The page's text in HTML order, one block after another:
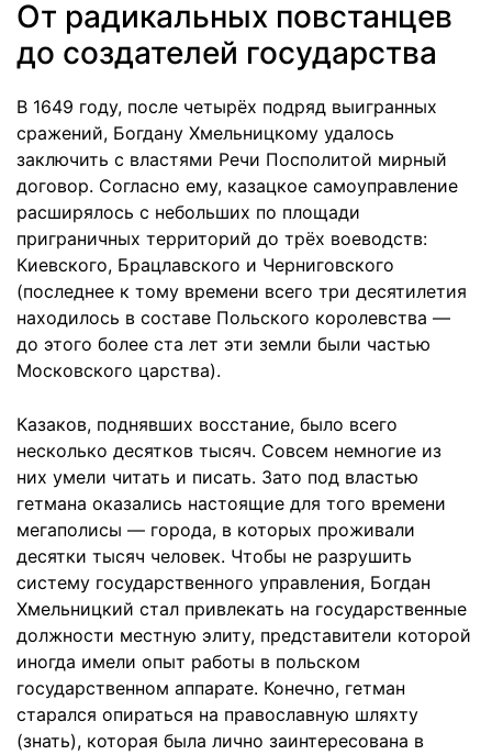
От радикальных повстанцев
до создателей государства
В 1649 году, после четырёх подряд выигранных
сражений, Богдану Хмельницкому удалось
заключить с властями Речи Посполитой мирный
договор. Согласно ему, казацкое самоуправление
расширялось с небольших по площади
приграничных территорий до трёх воеводств:
Киевского, Брацлавского и Черниговского
(последнее к тому времени всего три десятилетия
находилось в составе Польского королевства —
до этого более ста лет эти земли были частью
Московского царства).
Казаков, поднявших восстание, было всего
несколько десятков тысяч. Совсем немногие из
них умели читать и писать. Зато под властью
гетмана оказались настоящие для того времени
мегаполисы — города, в которых проживали
десятки тысяч человек. Чтобы не разрушить
систему государственного управления, Богдан
Хмельницкий стал привлекать на государственные
должности местную элиту, представители которой
иногда имели опыт работы в польском
государственном аппарате. Конечно, гетман
старался опираться на православную шляхту
(знать), которая была лично заинтересована в